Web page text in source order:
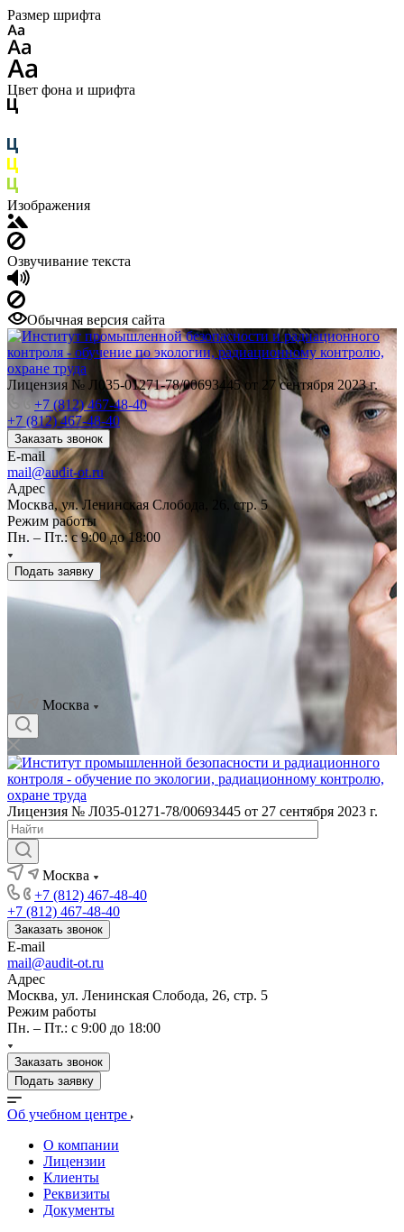
Размер шрифта
Цвет фона и шрифта
Изображения
Озвучивание текста
Обычная версия сайта
Лицензия № Л035-01271-78/00693445 от 27 сентября 2023 г.
+7 (812) 467-48-40
+7 (812) 467-48-40
Заказать звонок
E-mail
mail@audit-ot.ru
Адрес
Москва, ул. Ленинская Слобода, 26, стр. 5
Режим работы
Пн. – Пт.: с 9:00 до 18:00
Подать заявку
Москва
Лицензия № Л035-01271-78/00693445 от 27 сентября 2023 г.
Москва
+7 (812) 467-48-40
+7 (812) 467-48-40
Заказать звонок
E-mail
mail@audit-ot.ru
Адрес
Москва, ул. Ленинская Слобода, 26, стр. 5
Режим работы
Пн. – Пт.: с 9:00 до 18:00
Заказать звонок
Подать заявку
Об учебном центре
О компании
Лицензии
Клиенты
Реквизиты
Документы